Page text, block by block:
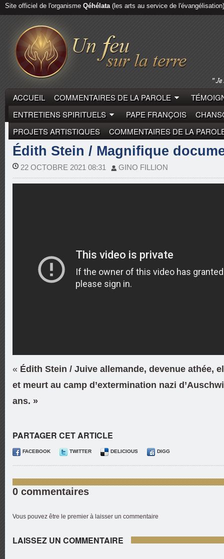
Site officiel de l'organisme Qéhélata(les arts au service de l'évangélisation)
ACCUEIL COMMENTAIRES DE LA PAROLE
ENTRETIENS SPIRITUELS
PAPE FRANÇOIS
PROJETS ARTISTIQUES
COMMENTAIRES DE LA
BIOGRAPHIES MYSTIQUES
Édith Stein / Magnifique
22 OCTOBRE 2021 08:31 GINO FILLION
« Édith Stein / Juive allemande, devenue athée,
et meurt au camp d’extermination nazi
ans. »
PARTAGER CET ARTICLE
FACEBOOK TWITTER DELICIOUS DIGG
0 commentaires
Vous pouvez être le premier à laisser un commentaire
LAISSEZ UN COMMENTAIRE